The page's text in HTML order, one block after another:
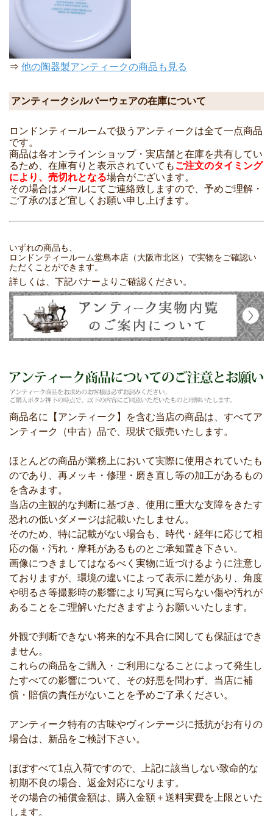
⇒ 他の陶器製アンティークの商品も見る
アンティークシルバーウェアの在庫について
ロンドンティールームで扱うアンティークは全て一点商品
です。
商品は各オンラインショップ・実店舗と在庫を共有してい
るため、在庫有りと表示されていてもご注文のタイミング
により、売切れとなる場合がございます。
その場合はメールにてご連絡致しますので、予めご理解・
ご了承のほど宜しくお願い申し上げます。
いずれの商品も、
ロンドンティールーム堂島本店（大阪市北区）で実物をご確認い
ただくことができます。
詳しくは、下記バナーよりご確認ください。
商品名に【アンティーク】を含む当店の商品は、すべてア
ンティーク（中古）品で、現状で販売いたします。
ほとんどの商品が業務上において実際に使用されていたも
のであり、再メッキ・修理・磨き直し等の加工があるもの
を含みます。
当店の主観的な判断に基づき、使用に重大な支障をきたす
恐れの低いダメージは記載いたしません。
そのため、特に記載がない場合も、時代・経年に応じて相
応の傷・汚れ・摩耗があるものとご承知置き下さい。
画像につきましてはなるべく実物に近づけるように注意し
ておりますが、環境の違いによって表示に差があり、角度
や明るさ等撮影時の影響により写真に写らない傷や汚れが
あることをご理解いただきますようお願いいたします。
外観で判断できない将来的な不具合に関しても保証はでき
ません。
これらの商品をご購入・ご利用になることによって発生し
たすべての影響について、その好悪を問わず、当店に補
償・賠償の責任がないことを予めご了承ください。
アンティーク特有の古味やヴィンテージに抵抗がお有りの
場合は、新品をご検討下さい。
ほぼすべて1点入荷ですので、上記に該当しない致命的な
初期不良の場合、返金対応になります。
その場合の補償金額は、購入金額＋送料実費を上限といた
します。